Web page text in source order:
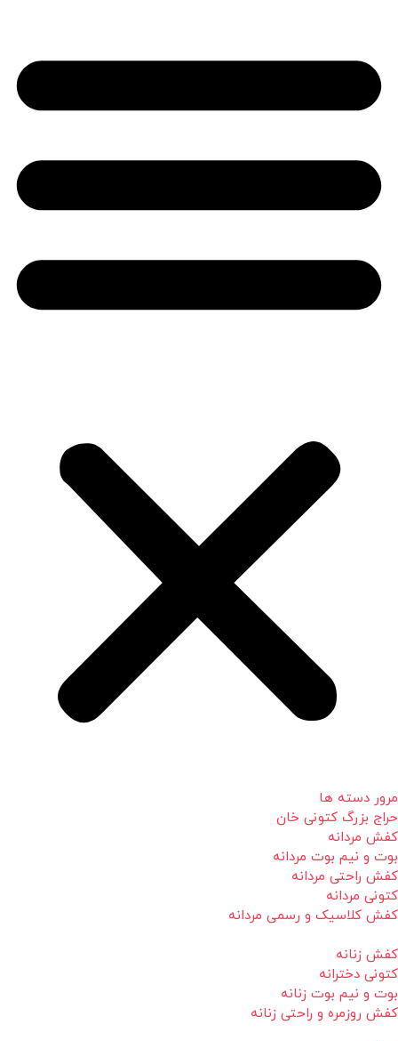
مرور دسته ها
حراج بزرگ کتونی خان
کفش مردانه
بوت و نیم بوت مردانه
کفش راحتی مردانه
کتونی مردانه
کفش کلاسیک و رسمی مردانه
کفش زنانه
کتونی دخترانه
بوت و نیم بوت زنانه
کفش روزمره و راحتی زنانه